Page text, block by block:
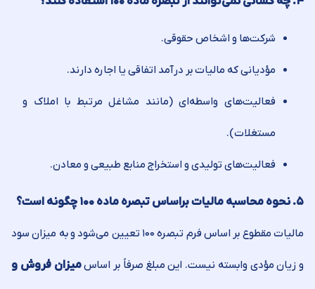
شرکت‌ها و اشخاص حقوقی.
مؤدیانی که مالیات بر درآمد اتفاقی یا اجاره دارند.
فعالیت‌های واسطه‌ای (مانند مشاغل مرتبط با املاک و
مستغلات).
فعالیت‌های تولیدی و استخراج منابع طبیعی و معادن.
۵. نحوه محاسبه مالیات براساس تبصره ماده ۱۰۰ چگونه است؟
مالیات مقطوع بر اساس فرم تبصره ۱۰۰ تعیین می‌شود و به میزان سود
و زیان مؤدی وابسته نیست. این مبلغ صرفاً بر اساسمیزان فروش و